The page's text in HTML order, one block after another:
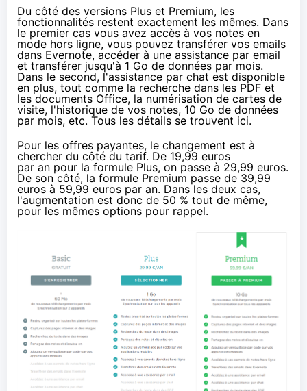
Du côté des versions Plus et Premium, les
fonctionnalités restent exactement les mêmes. Dans
le premier cas vous avez accès à vos notes en
mode hors ligne, vous pouvez transférer vos emails
dans Evernote, accéder à une assistance par email
et transférer jusqu'à 1 Go de données par mois.
Dans le second, l'assistance par chat est disponible
en plus, tout comme la recherche dans les PDF et
les documents Office, la numérisation de cartes de
visite, l'historique de vos notes, 10 Go de données
par mois, etc. Tous les détails se trouvent ici.
Pour les offres payantes, le changement est à
chercher du côté du tarif. De 19,99 euros
par an pour la formule Plus, on passe à 29,99 euros.
De son côté, la formule Premium passe de 39,99
euros à 59,99 euros par an. Dans les deux cas,
l'augmentation est donc de 50 % tout de même,
pour les mêmes options pour rappel.